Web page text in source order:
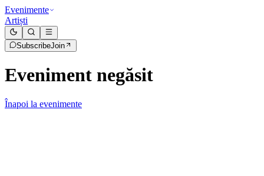
Evenimente
Artiști
SubscribeJoin
Eveniment negăsit
Înapoi la evenimente